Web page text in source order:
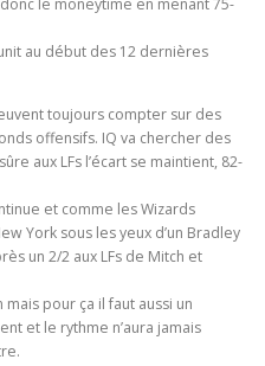
au début des 12 dernières
toujours compter sur des
offensifs. IQ va chercher des
aux LFs l’écart se maintient, 82-
et comme les Wizards
York sous les yeux d’un Bradley
un 2/2 aux LFs de Mitch et
pour ça il faut aussi un
et le rythme n’aura jamais